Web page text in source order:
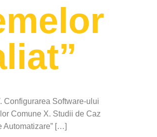
Configurarea Software-ului
Comune X. Studii de Caz
Automatizare” […]